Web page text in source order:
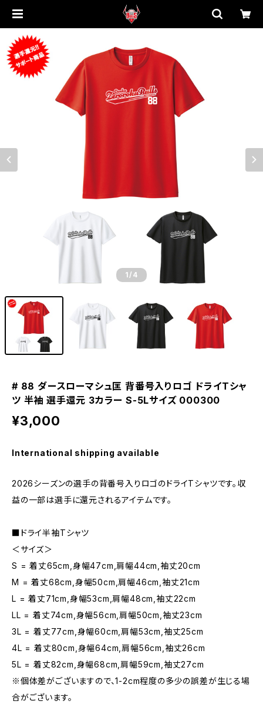
1 /4
# 88 ダースローマシュ匡 背番号入りロゴ ドライTシャ
ツ 半袖 選手還元 3カラー S-5Lサイズ 000300
¥3,000
International shipping available
2026シーズンの選手の背番号入りロゴのドライTシャツです。収
益の一部は選手に還元されるアイテムです。
■ドライ半袖Tシャツ
＜サイズ＞
S = 着丈65cm,身幅47cm,肩幅44cm,袖丈20cm
M = 着丈68cm,身幅50cm,肩幅46cm,袖丈21cm
L = 着丈71cm,身幅53cm,肩幅48cm,袖丈22cm
LL = 着丈74cm,身幅56cm,肩幅50cm,袖丈23cm
3L = 着丈77cm,身幅60cm,肩幅53cm,袖丈25cm
4L = 着丈80cm,身幅64cm,肩幅56cm,袖丈26cm
5L = 着丈82cm,身幅68cm,肩幅59cm,袖丈27cm
※個体差がございますので、1-2cm程度の多少の誤差が生じる場
合がございます。